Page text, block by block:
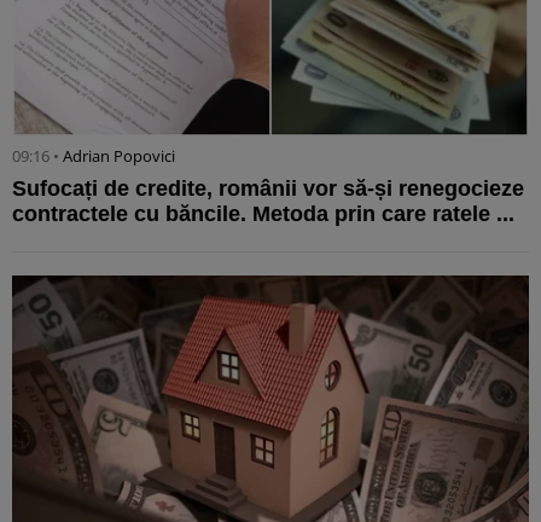
09:16 • Adrian Popovici
Sufocați de credite, românii vor să-și renegocieze
contractele cu băncile. Metoda prin care ratele ...